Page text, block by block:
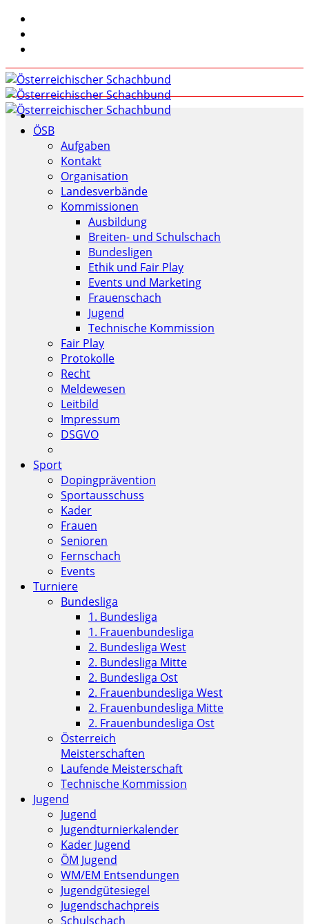
ÖSB
Aufgaben
Kontakt
Organisation
Landesverbände
Kommissionen
Ausbildung
Breiten- und Schulschach
Bundesligen
Ethik und Fair Play
Events und Marketing
Frauenschach
Jugend
Technische Kommission
Fair Play
Protokolle
Recht
Meldewesen
Leitbild
Impressum
DSGVO
Sport
Dopingprävention
Sportausschuss
Kader
Frauen
Senioren
Fernschach
Events
Turniere
Bundesliga
1. Bundesliga
1. Frauenbundesliga
2. Bundesliga West
2. Bundesliga Mitte
2. Bundesliga Ost
2. Frauenbundesliga West
2. Frauenbundesliga Mitte
2. Frauenbundesliga Ost
Österreich
Meisterschaften
Laufende Meisterschaft
Technische Kommission
Jugend
Jugend
Jugendturnierkalender
Kader Jugend
ÖM Jugend
WM/EM Entsendungen
Jugendgütesiegel
Jugendschachpreis
Schulschach